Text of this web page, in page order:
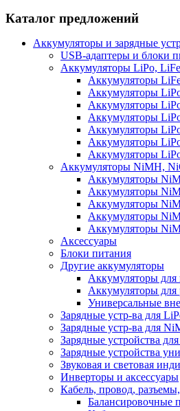
Каталог предложений
Аккумуляторы и зарядные
USB-адаптеры и блоки
Аккумуляторы LiPo, LiFe
Аккумуляторы
Аккумуляторы
Аккумуляторы
Аккумуляторы
Аккумуляторы
Аккумуляторы
Аккумуляторы
Аккумуляторы NiMH,
Аккумуляторы
Аккумуляторы
Аккумуляторы
Аккумуляторы
Аккумуляторы
Аксессуары
Блоки питания
Другие аккумуляторы
Аккумуляторы для
Аккумуляторы для
Универсальные
Зарядные устр-ва для
Зарядные устр-ва для
Зарядные устройства
Зарядные устройства
Звуковая и световая
Инверторы и аксессуары
Кабель, провод,
Балансировочные